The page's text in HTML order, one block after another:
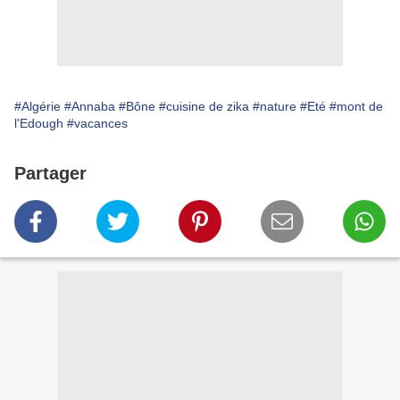
#Algérie #Annaba #Bône #cuisine de zika #nature #Eté #mont de
l'Edough #vacances
Partager